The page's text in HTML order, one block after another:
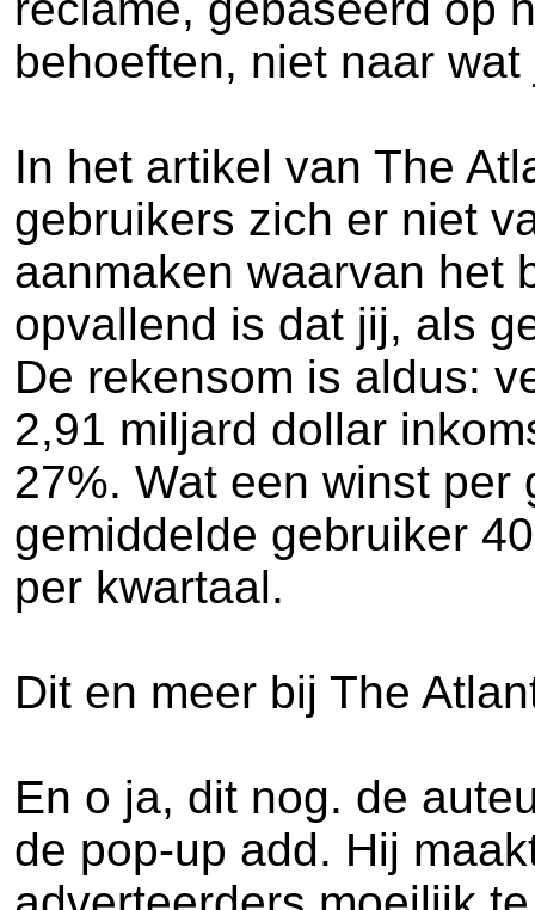
behoeften, niet naar
In het artikel van The
gebruikers zich er niet
aanmaken waarvan het
opvallend is dat jij, als
De rekensom is aldus:
2,91 miljard dollar
27%. Wat een winst per
gemiddelde gebruiker
per kwartaal.
Dit en meer bij The
En o ja, dit nog. de
de pop-up add. Hij